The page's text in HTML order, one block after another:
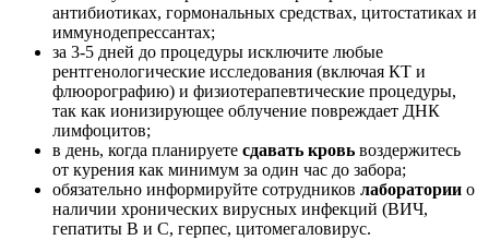
антибиотиках, гормональных средствах, цитостатиках и
иммунодепрессантах;
за 3-5 дней до процедуры исключите любые
рентгенологические исследования (включая КТ и
флюорографию) и физиотерапевтические процедуры,
так как ионизирующее облучение повреждает ДНК
лимфоцитов;
в день, когда планируете сдавать кровь воздержитесь
от курения как минимум за один час до забора;
обязательно информируйте сотрудников лаборатории о
наличии хронических вирусных инфекций (ВИЧ,
гепатиты В и С, герпес, цитомегаловирус.